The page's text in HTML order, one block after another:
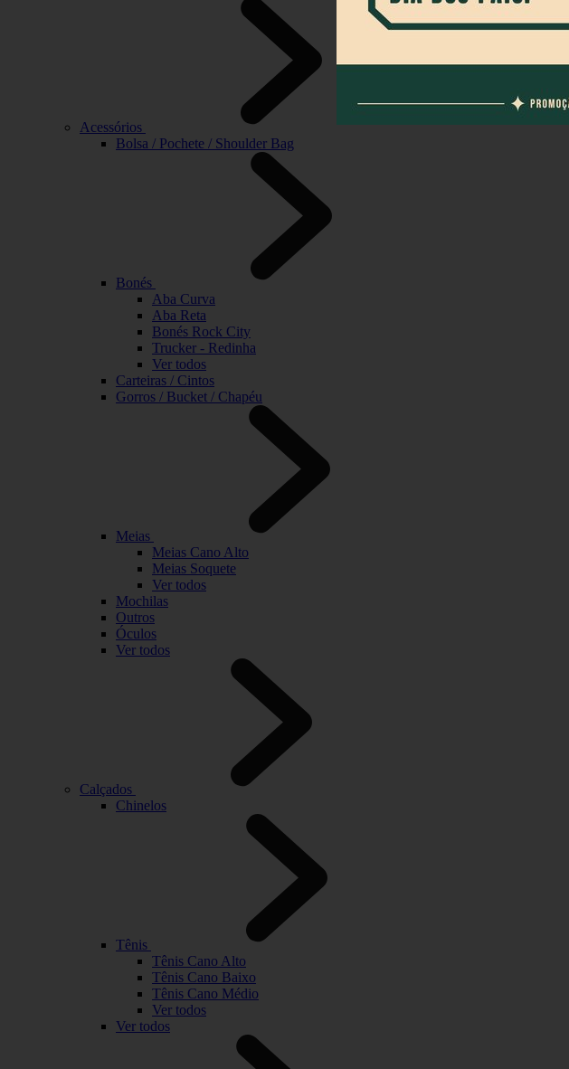
Acessórios
Bolsa / Pochete / Shoulder Bag
Bonés
Aba Curva
Aba Reta
Bonés Rock City
Trucker - Redinha
Ver todos
Carteiras / Cintos
Gorros / Bucket / Chapéu
Meias
Meias Cano Alto
Meias Soquete
Ver todos
Mochilas
Outros
Óculos
Ver todos
Calçados
Chinelos
Tênis
Tênis Cano Alto
Tênis Cano Baixo
Tênis Cano Médio
Ver todos
Ver todos